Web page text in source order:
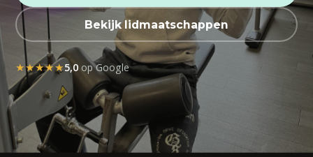
Bekijk lidmaatschappen
★★★★★5,0 op Google